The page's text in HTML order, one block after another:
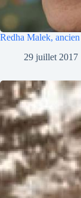
Redha Malek,
29 juillet 2017